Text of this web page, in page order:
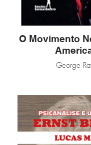
O Movimento
George